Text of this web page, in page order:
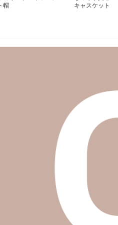
帽
キャスケット